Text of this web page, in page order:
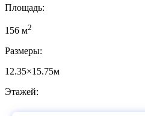
Площадь:
156 м2
Размеры:
12.35×15.75м
Этажей: